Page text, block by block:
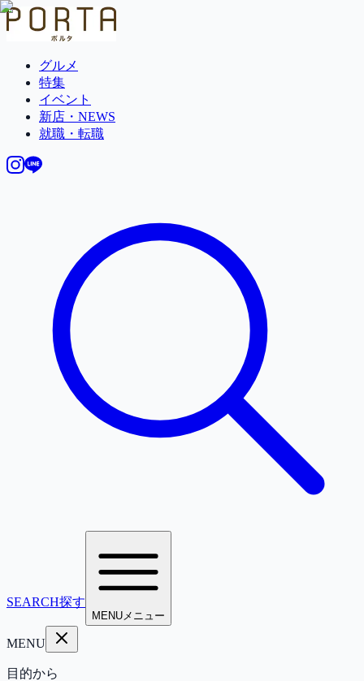
グルメ
特集
イベント
新店・NEWS
就職・転職
SEARCH探す
MENUメニュー
MENU
目的から